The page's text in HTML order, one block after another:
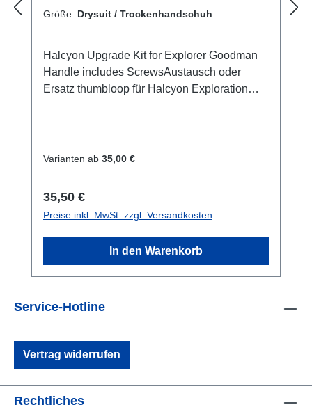
Größe: Drysuit / Trockenhandschuh
Halcyon Upgrade Kit for Explorer Goodman
Handle includes ScrewsAustausch oder
Ersatz thumbloop für Halcyon Exploration
mm)Only Thumbloop with screws / Nur der
Varianten ab 35,00 €
Regulärer Preis:
35,50 €
Preise inkl. MwSt. zzgl. Versandkosten
In den Warenkorb
Service-Hotline
Vertrag widerrufen
Rechtliches